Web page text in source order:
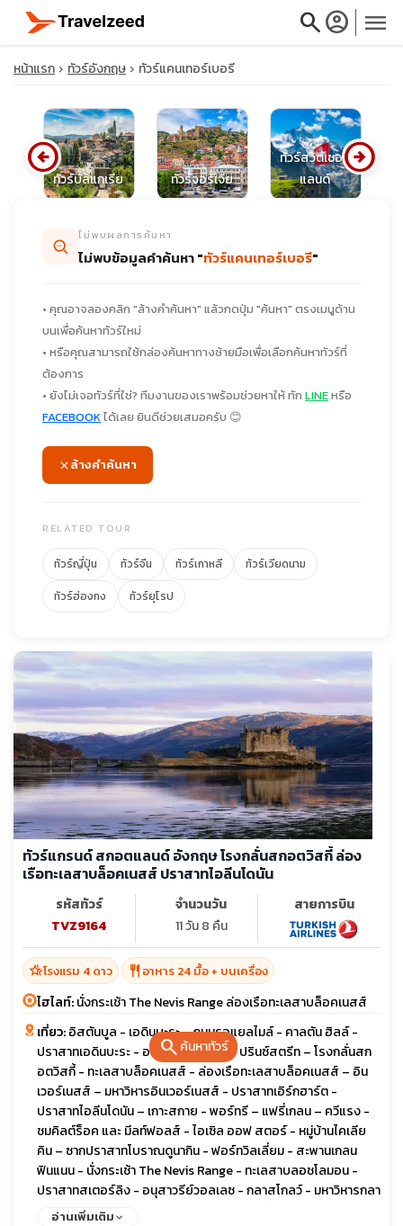
searchaccount_circle menu
close
search
หน้าแรก ทัวร์อังกฤษ ทัวร์แคนเทอร์เบอรี
ทัวร์บัลแกเรีย ทัวร์จอร์เจีย
ทัวร์สวิตเซอร์
แลนด์
arrow_circle_left arrow_circle_right
searchค้นหาทัวร์
ไม่พบผลการค้นหา
ไม่พบข้อมูลคำค้นหา "ทัวร์แคนเทอร์เบอรี"
• คุณอาจลองคลิก "ล้างคำค้นหา" แล้วกดปุ่ม "ค้นหา" ตรงเมนูด้าน
บนเพื่อค้นหาทัวร์ใหม่
• หรือคุณสามารถใช้กล่องค้นหาทางซ้ายมือเพื่อเลือกค้นหาทัวร์ที่
ต้องการ
• ยังไม่เจอทัวร์ที่ใช่? ทีมงานของเราพร้อมช่วยหาให้ ทัก LINEหรือ
FACEBOOKได้เลย ยินดีช่วยเสมอครับ 😊
ล้างคำค้นหา
RELATED TOUR
ทัวร์ญี่ปุ่น ทัวร์จีน ทัวร์เกาหลี
ทัวร์เวียดนาม
ทัวร์ฮ่องกง
ทัวร์ยุโรป
ทัวร์แกรนด์ สกอตแลนด์ อังกฤษ โรงกลั่นสกอตวิสกี้ ล่อง
เรือทะเลสาบล็อคเนสส์ ปราสาทไอลีนโดนัน
รหัสทัวร์
TVZ9164
จำนวนวัน
11 วัน 8 คืน
สายการบิน
hotel_classโรงแรม 4 ดาว restaurant อาหาร 24 มื้อ + บนเครื่อง
ไฮไลท์:นั่งกระเช้า The Nevis Range ล่องเรือทะเลสาบล็อคเนสส์
เที่ยว:อิสตันบูล - เอดินบะระ – ถนนรอแยลไมล์ - คาลตัน ฮิลล์ -
ปราสาทเอดินบะระ - อนุสาวรีย์สก็อต – ปรินซ์สตรีท – โรงกลั่นสก
อตวิสกี้ - ทะเลสาบล็อคเนสส์ - ล่องเรือทะเลสาบล็อคเนสส์ – อิน
เวอร์เนสส์ – มหาวิหารอินเวอร์เนสส์ - ปราสาทเอิร์กฮาร์ต -
ปราสาทไอลีนโดนัน – เกาะสกาย - พอร์ทรี – แฟรี่เกลน – ควีแรง -
ชมคิลต์ร็อค และ มีลท์ฟอลส์ - ไอเซิล ออฟ สตอร์ - หมู่บ้านไคเลีย
คิน – ซากปราสาทโบราณดูนากิน - ฟอร์ทวิลเลี่ยม - สะพานเกลน
ฟินแนน - นั่งกระเช้า The Nevis Range - ทะเลสาบลอชโลมอน -
ปราสาทสเตอร์ลิง - อนุสาวรีย์วอลเลซ - กลาสโกลว์ - มหาวิหารกลา
สโกว์ – หอประชุมไคลด์ – ถนนบูคานัน – ช้อปปิ้งเอาท์เลต - เอดินเบ
อ่านเพิ่มเติม